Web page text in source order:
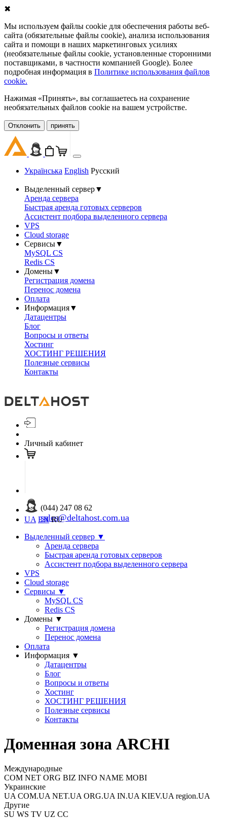
✖
Мы используем файлы cookie для обеспечения работы веб-
сайта (обязательные файлы cookie), анализа использования
сайта и помощи в наших маркетинговых усилиях
(необязательные файлы cookie, установленные сторонними
поставщиками, в частности компанией Google). Более
подробная информация в Политике использования файлов
cookie.
Нажимая «Принять», вы соглашаетесь на сохранение
необязательных файлов cookie на вашем устройстве.
Oтклонить принять
Українська English Русский
Выделенный сервер▼
Аренда сервера
Быстрая аренда готовых серверов
Ассистент подбора выделенного сервера
VPS
Cloud storage
Сервисы▼
MySQL CS
Redis CS
Домены▼
Регистрация домена
Перенос домена
Оплата
Информация▼
Датацентры
Блог
Вопросы и ответы
Хостинг
ХОСТИНГ РЕШЕНИЯ
Полезные сервисы
Контакты
Личный кабинет
(044) 247 08 62
sales@deltahost.com.ua
UA EN RU
Выделенный сервер ▼
Аренда сервера
Быстрая аренда готовых серверов
Ассистент подбора выделенного сервера
VPS
Cloud storage
Сервисы ▼
MySQL CS
Redis CS
Домены ▼
Регистрация домена
Перенос домена
Оплата
Информация ▼
Датацентры
Блог
Вопросы и ответы
Хостинг
ХОСТИНГ РЕШЕНИЯ
Полезные сервисы
Контакты
Доменная зона ARCHI
Международные
COM NET ORG BIZ INFO NAME MOBI
Украинские
UA COM.UA NET.UA ORG.UA IN.UA KIEV.UA region.UA
Другие
SU WS TV UZ CC